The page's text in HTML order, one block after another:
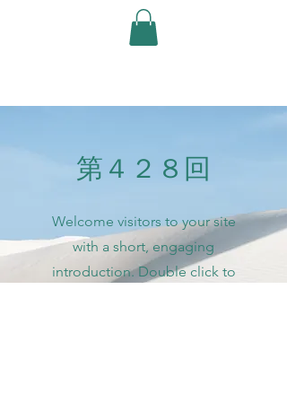
第４２８回
Welcome visitors to your site
with a short, engaging
introduction. Double click to